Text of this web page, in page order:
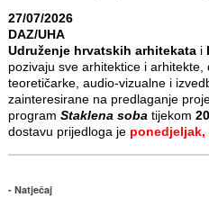
27/07/2026
DAZ/UHA
Udruženje hrvatskih arhitekatai
pozivaju sve arhitektice i arhitekte,
teoretičarke, audio-vizualne i
zainteresirane na predlaganje
program Staklena soba tijekom
dostavu prijedloga je ponedjeljak,
Natječaj